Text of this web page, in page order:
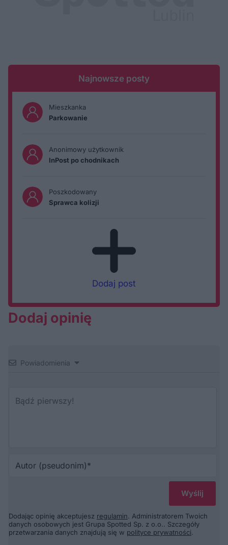
Najnowsze posty
Mieszkanka
Parkowanie
Anonimowy użytkownik
InPost po chodnikach
Poszkodowany
Sprawca kolizji
Dodaj post
Dodaj opinię
Powiadomienia
Dodając opinię akceptujesz regulamin. Administratorem Twoich
danych osobowych jest Grupa Spotted Sp. z o.o.. Szczegóły
przetwarzania danych znajdują się w polityce prywatności.